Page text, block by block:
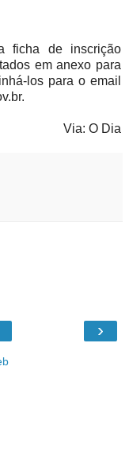
ficha de inscrição
em anexo para
los para o email
Via: O Dia
›